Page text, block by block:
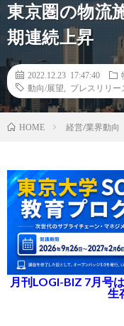
東京圏の物流
期連続上昇
2022.12.23 17:47:40
動向/展望
プレスリリー
HOME 経営/業界動向
月刊LOGI-BIZ 7月号
生